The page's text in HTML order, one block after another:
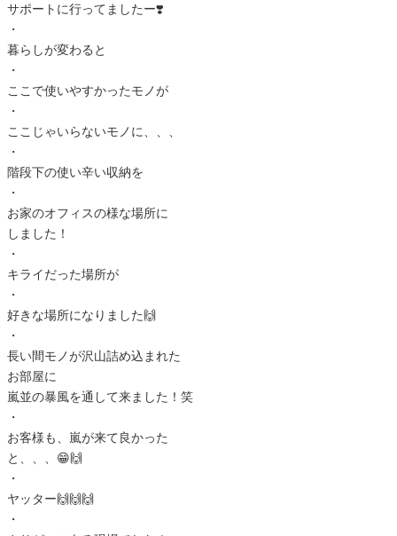
サポートに行ってましたー❣️
・
暮らしが変わると
・
ここで使いやすかったモノが
・
ここじゃいらないモノに、、、
・
階段下の使い辛い収納を
・
お家のオフィスの様な場所に
しました！
・
キライだった場所が
・
好きな場所になりました🙌
・
長い間モノが沢山詰め込まれた
お部屋に
嵐並の暴風を通して来ました！笑
・
お客様も、嵐が来て良かった
と、、、😁🙌
・
ヤッター🙌🙌🙌
・